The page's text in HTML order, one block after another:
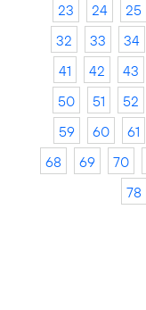
23
24 25
32
33 34
41
42 43
50
51 52
59
60 61
68
69 70
78